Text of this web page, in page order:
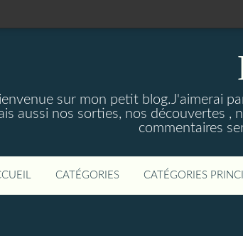
sur mon petit blog.J'aimerai
aussi nos sorties, nos découvertes ,
commentaires
CATÉGORIES CATÉGORIES